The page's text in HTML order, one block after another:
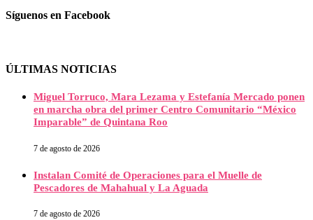
Síguenos en Facebook
ÚLTIMAS NOTICIAS
Miguel Torruco, Mara Lezama y Estefanía Mercado ponen
en marcha obra del primer Centro Comunitario “México
Imparable” de Quintana Roo
7 de agosto de 2026
Instalan Comité de Operaciones para el Muelle de
Pescadores de Mahahual y La Aguada
7 de agosto de 2026